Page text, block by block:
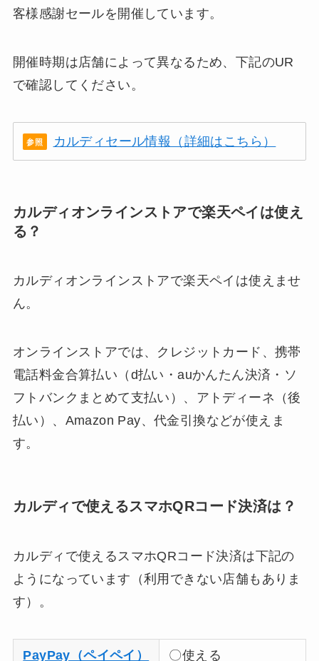
客様感謝セールを開催しています。
開催時期は店舗によって異なるため、下記のUR
で確認してください。
カルディセール情報（詳細はこちら）
カルディオンラインストアで楽天ペイは使え
る？
カルディオンラインストアで楽天ペイは使えませ
ん。
オンラインストアでは、クレジットカード、携帯
電話料金合算払い（d払い・auかんたん決済・ソ
フトバンクまとめて支払い）、アトディーネ（後
払い）、Amazon Pay、代金引換などが使えま
す。
カルディで使えるスマホQRコード決済は？
カルディで使えるスマホQRコード決済は下記の
ようになっています（利用できない店舗もありま
す）。
PayPay（ペイペイ） 〇使える